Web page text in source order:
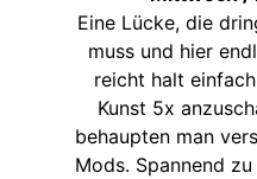
Eine Lücke, die
muss und hier
reicht halt
Kunst 5x
behaupten man
Mods. Spannend